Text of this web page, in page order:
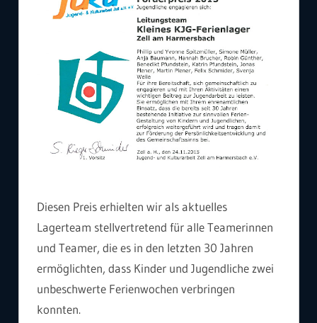
Diesen Preis erhielten wir als aktuelles
Lagerteam stellvertretend für alle Teamerinnen
und Teamer, die es in den letzten 30 Jahren
ermöglichten, dass Kinder und Jugendliche zwei
unbeschwerte Ferienwochen verbringen
konnten.